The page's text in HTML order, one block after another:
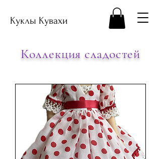
Куклы Кувахи
Коллекция сладостей